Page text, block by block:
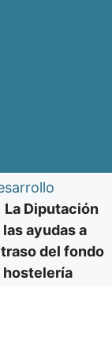
La Diputación
ayudas a
del fondo
hostelería